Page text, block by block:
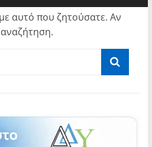
αυτό που ζητούσατε. Αν
αναζήτηση.